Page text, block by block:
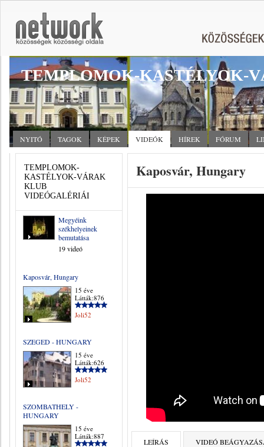
TEMPLOMOK-KASTÉLYOK-
NYITÓ TAGOK KÉPEK VIDEÓK HÍREK FÓRUM
TEMPLOMOK-
KASTÉLYOK-VÁRAK
KLUB
VIDEÓGALÉRIÁI
Megyéink
székhelyeinek
bemutatása
19 videó
Kaposvár, Hungary
15 éve
Látták:876
Joli52
SZEGED - HUNGARY
15 éve
Látták:626
Joli52
SZOMBATHELY -
HUNGARY
15 éve
Látták:887
Kaposvár, Hungary
LEÍRÁS VIDEÓ